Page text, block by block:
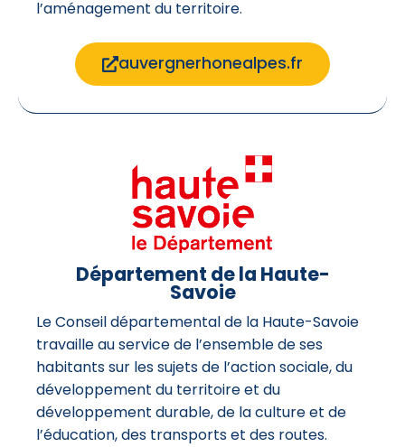
l’aménagement du territoire.
auvergnerhonealpes.fr
Département de la Haute-
Savoie
Le Conseil départemental de la Haute-Savoie
travaille au service de l’ensemble de ses
habitants sur les sujets de l’action sociale, du
développement du territoire et du
développement durable, de la culture et de
l’éducation, des transports et des routes.